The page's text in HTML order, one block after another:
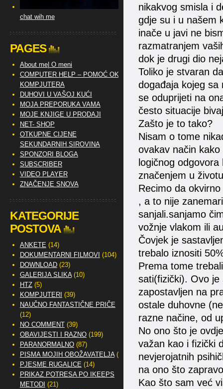
nikakvog smisla i
gdje su i u našem
inače u javi ne
razmatranjem
dok je drugi dio
Toliko je stvaran
događaja kojeg
se oduprijeti na
često situacije
Zašto je to tako?
Nisam o tome
ovakav način
logičnog
značenjem u
Recimo da
, a to nije
sanjali.sanjamo
vožnje vlakom ili
Čovjek je
trebalo iznositi
Prema tome
sati(fizički). Ovo
zapostavljen na
ostale duhovne
razne načine, od
No ono što je
važan kao i fizički
nevjerojatnih
na ono što
Kao što sam već
chat wih me
PAGES
About me| O meni
COMPUTER HELP – POMOĆ OKO
KOMPJUTERA
DUHOVI U VAŠOJ KUĆI
MOJA PREPORUKA VAMA
MOJE KNJIGE U PRODAJI
NET- SHOP
OTKUPNE CIJENE
SEKUNDARNIH SIROVINA
SPONZORI BLOGA
SUBSCRIBER
VIDEO PLAYER
ZNAČENJE SNOVA
KATEGORIJE
POSTOVA
ANKETE (14)
DOKUMENTARNI FILMOVI (104)
DOWNLOAD(23)
GALERIJA SLIKA(10)
HTZ(5)
KOMPJUTERI (39)
NAUČNO FANTASTIČNE PRIČE
(12)
NO COMMENT(39)
OBAVIJESTI I RAZNO(199)
PARANORMALNO(87)
PISMA MOJIH OBOŽAVATELJA(2)
PJESME RUGALICE (14)
PRIKAZ POTRESA PO IKEEPS
METODI (21)